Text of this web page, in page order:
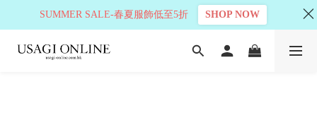
SUMMER SALE-春夏服飾低至5折 SHOP NOW